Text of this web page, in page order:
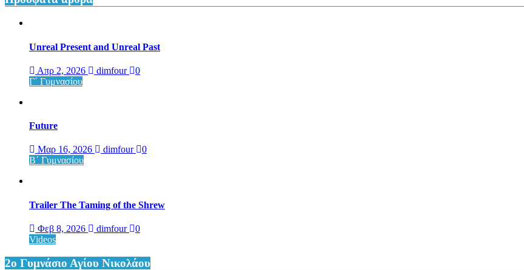
Unreal Present and Unreal Past
Απρ 2, 2026 dimfour
0
Γ΄ Γυμνασίου
Future
Μαρ 16, 2026 dimfour
0
Β΄ Γυμνασίου
Trailer The Taming of the Shrew
Φεβ 8, 2026 dimfour
0
Videos
2ο Γυμνάσιο Αγίου Νικολάου